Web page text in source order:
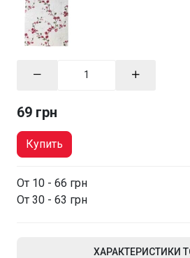
69 грн
Купить
От 10 - 66 грн
От 30 - 63 грн
ХАРАКТЕРИСТИКИ